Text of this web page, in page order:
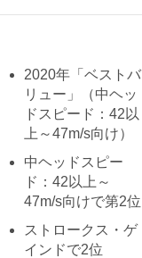
2020年「ベストバ
リュー」（中ヘッ
ドスピード：42以
上～47m/s向け）
中ヘッドスピー
ド：42以上～
47m/s向けで第2位
ストロークス・ゲ
インドで2位